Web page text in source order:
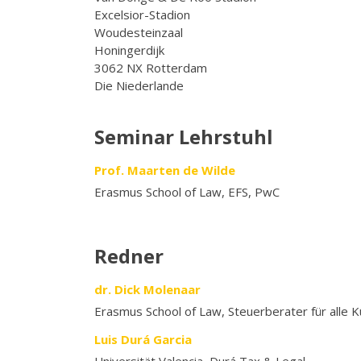
Excelsior-Stadion
Woudesteinzaal
Honingerdijk
3062 NX Rotterdam
Die Niederlande
Seminar Lehrstuhl
Prof. Maarten de Wilde
Erasmus School of Law, EFS, PwC
Redner
dr. Dick Molenaar
Erasmus School of Law, Steuerberater für alle
Luis Durá Garcia